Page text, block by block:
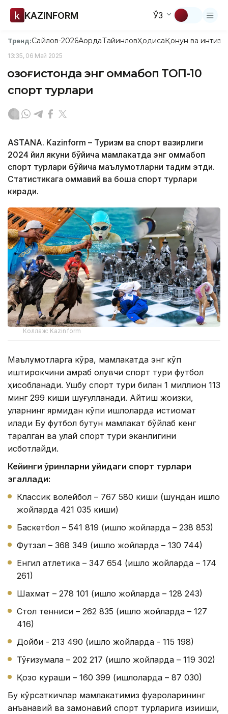
KAZINFORM ЎЗ
Тренд:Сайлов-2026АқордаТайинловҲодисаҚонун ва
13:35, 06 Май 2025
Қозоғистонда энг оммабоп ТОП-10
спорт турлари
ASTANA. Kazinform – Туризм ва спорт вазирлиги
2024 йил якуни бўйича мамлакатда энг оммабоп
спорт турлари бўйича маълумотларни тақдим этди.
Статистикага оммавий ва бошқа спорт турлари
киради.
Коллаж: Kazinform
Маълумотларга кўра, мамлакатда энг кўп
иштирокчини қамраб олувчи спорт тури футбол
ҳисобланади. Ушбу спорт тури билан 1 миллион 113
минг 299 киши шуғулланади. Айтиш жоизки,
уларнинг ярмидан кўпи қишлоқларда истиқомат
қилади Бу футбол бутун мамлакат бўйлаб кенг
тарқалган ва қулай спорт тури эканлигини
исботлайди.
Кейинги ўринларни қуйидаги спорт турлари
эгаллади:
Классик волейбол – 767 580 киши (шундан қишлоқ
жойларда 421 035 киши)
Баскетбол – 541 819 (қишлоқ жойларда – 238 853)
Футзал – 368 349 (қишлоқ жойларда – 130 744)
Енгил атлетика – 347 654 (қишлоқ жойларда – 174
261)
Шахмат – 278 101 (қишлоқ жойларда – 128 243)
Стол тенниси – 262 835 (қишлоқ жойларда – 127
416)
Дойби - 213 490 (қишлоқ жойларда - 115 198)
Тўғизқумалақ – 202 217 (қишлоқ жойларда – 119 302)
Қозоқ кураши – 160 399 (қишлоқларда – 87 030)
Бу кўрсаткичлар мамлакатимиз фуқароларининг
анъанавий ва замонавий спорт турларига қизиқиши,